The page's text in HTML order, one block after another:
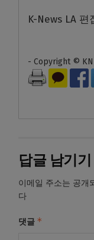
K-News LA 편
- Copyright ©
답글 남기기
이메일 주소는 공개
다
댓글 *